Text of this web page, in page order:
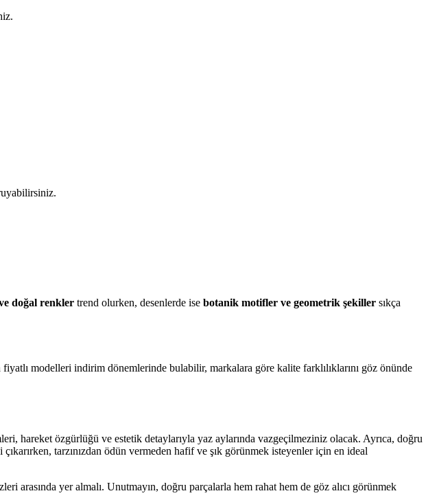
doğal renkler trend olurken, desenlerde ise botanik motifler ve geometrik şekiller sıkça
modelleri indirim dönemlerinde bulabilir, markalara göre kalite farklılıklarını göz önünde
hareket özgürlüğü ve estetik detaylarıyla yaz aylarında vazgeçilmeziniz olacak. Ayrıca, doğru
tarzınızdan ödün vermeden hafif ve şık görünmek isteyenler için en ideal
arasında yer almalı. Unutmayın, doğru parçalarla hem rahat hem de göz alıcı görünmek